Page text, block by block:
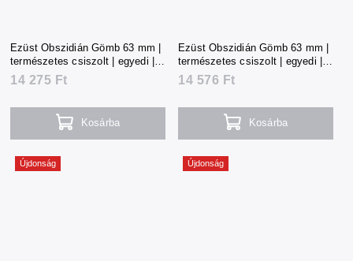
Ezüst Obszidián Gömb 63 mm |
természetes csiszolt | egyedi |
315 g | Mexikó
14 275 Ft
Kosárba
Ezüst Obszidián Gömb 63 mm |
természetes csiszolt | egyedi |
322 g | Mexikó
14 576 Ft
Kosárba
Újdonság Újdonság